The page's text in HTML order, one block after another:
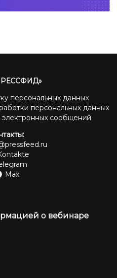
персональных данных
персональных данных
электронных сообщений
Max
о вебинаре